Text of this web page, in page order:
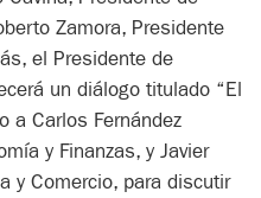
Zamora, Presidente
el Presidente de
un diálogo titulado “El
a Carlos Fernández
y Finanzas, y Javier
y Comercio, para discutir